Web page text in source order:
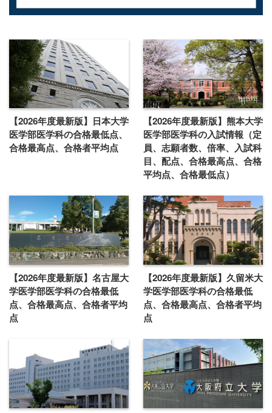
【2026年度最新版】日本大学
医学部医学科の合格最低点、
合格最高点、合格者平均点
【2026年度最新版】熊本大学
医学部医学科の入試情報（定
員、志願者数、倍率、入試科
目、配点、合格最高点、合格
平均点、合格最低点）
【2026年度最新版】名古屋大
学医学部医学科の合格最低
点、合格最高点、合格者平均
点
【2026年度最新版】久留米大
学医学部医学科の合格最低
点、合格最高点、合格者平均
点